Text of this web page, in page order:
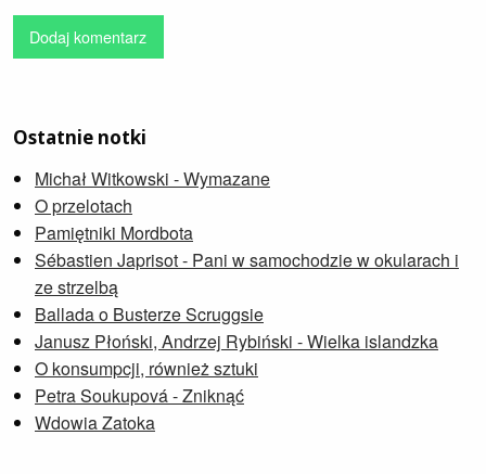
Dodaj komentarz
Ostatnie notki
Michał Witkowski - Wymazane
O przelotach
Pamiętniki Mordbota
Sébastien Japrisot - Pani w samochodzie w okularach i
ze strzelbą
Ballada o Busterze Scruggsie
Janusz Płoński, Andrzej Rybiński - Wielka islandzka
O konsumpcji, również sztuki
Petra Soukupová - Zniknąć
Wdowia Zatoka